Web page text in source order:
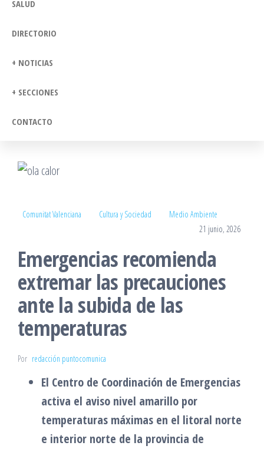
SALUD
DIRECTORIO
+ NOTICIAS
+ SECCIONES
CONTACTO
Comunitat Valenciana Cultura y Sociedad
Medio Ambiente
21 junio, 2026
Emergencias recomienda
extremar las precauciones
ante la subida de las
temperaturas
Por redacción puntocomunica
El Centro de Coordinación de Emergencias
activa el aviso nivel amarillo por
temperaturas máximas en el litoral norte
e interior norte de la provincia de